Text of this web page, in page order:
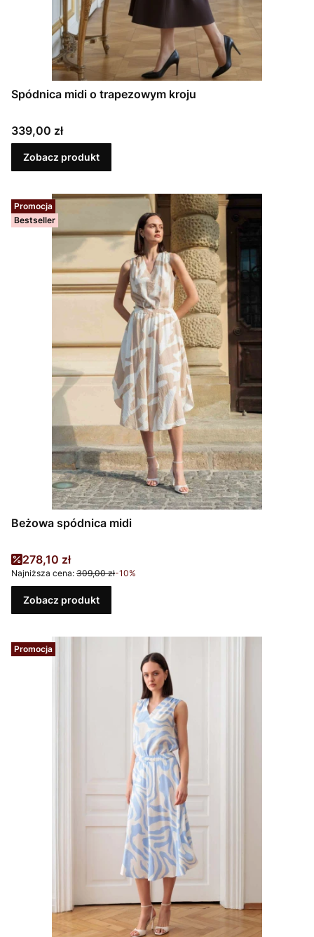
Spódnica midi o trapezowym kroju
Cena
339,00 zł
Zobacz produkt
Promocja
Bestseller
Beżowa spódnica midi
Cena promocyjna
278,10 zł
Najniższa cena: 309,00 zł-10%
Zobacz produkt
Promocja